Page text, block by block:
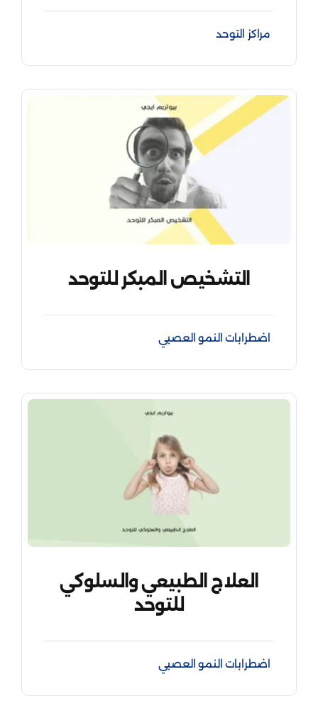
مراكز التوحد
التشخيص المبكر للتوحد
اضطرابات النمو العصبي
العلاج الطبيعي والسلوكي
للتوحد
اضطرابات النمو العصبي